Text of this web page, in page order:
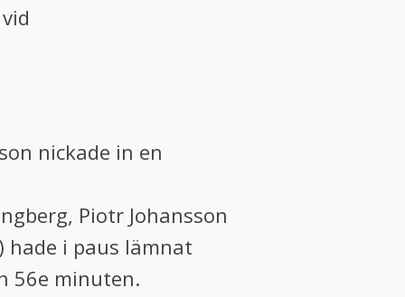
nickade in en
Piotr Johansson
hade i paus lämnat
56e minuten.